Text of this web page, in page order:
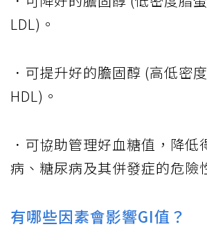
LDL)。
．可提升好的膽固醇 (高低密
HDL)。
．可協助管理好血糖值，降低
病、糖尿病及其併發症的危險
有哪些因素會影響GI值？